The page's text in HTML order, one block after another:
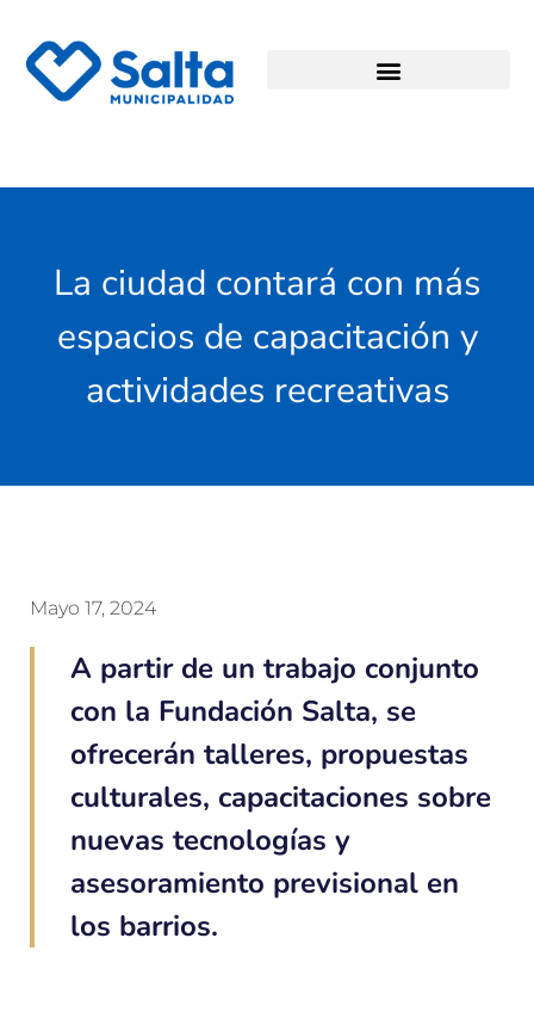
La ciudad contará con más
espacios de capacitación y
actividades recreativas
Mayo 17, 2024
A partir de un trabajo conjunto
con la Fundación Salta, se
ofrecerán talleres, propuestas
culturales, capacitaciones sobre
nuevas tecnologías y
asesoramiento previsional en
los barrios.